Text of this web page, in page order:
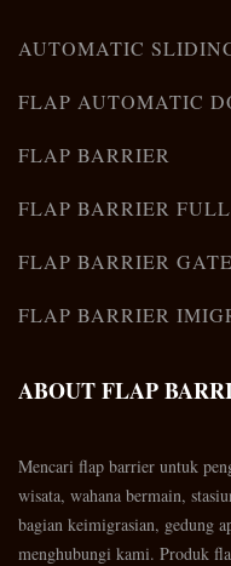
AUTOMATIC
FLAP AUTOMATIC
FLAP BARRIER
FLAP BARRIER
FLAP BARRIER GATE
FLAP BARRIER
ABOUT FLAP
Mencari flap barrier untuk
wisata, wahana bermain,
bagian keimigrasian, gedung
menghubungi kami. Produk